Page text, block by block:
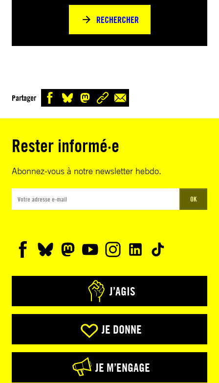
RECHERCHER
Partager
Rester informé·e
Abonnez-vous à notre newsletter hebdo.
OK
J’AGIS
JE DONNE
JE M’ENGAGE